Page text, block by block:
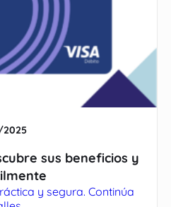
sus beneficios y
y segura. Continúa